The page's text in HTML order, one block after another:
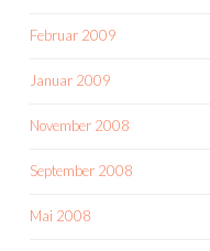
Februar 2009
Januar 2009
November 2008
September 2008
Mai 2008